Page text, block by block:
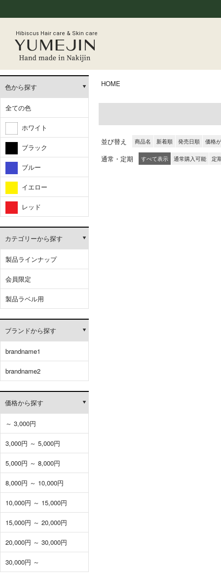
Hibiscus Hair care & Skin care
色から探す
全ての色
ホワイト
ブラック
ブルー
イエロー
レッド
カテゴリーから探す
製品ラインナップ
会員限定
製品ラベル用
ブランドから探す
brandname1
brandname2
価格から探す
～ 3,000円
3,000円 ～ 5,000円
5,000円 ～ 8,000円
8,000円 ～ 10,000円
10,000円 ～ 15,000円
15,000円 ～ 20,000円
20,000円 ～ 30,000円
30,000円 ～
HOME
並び替え 商品名 新着順 発売日順 価格
通常・定期 すべて表示 通常購入可能 定